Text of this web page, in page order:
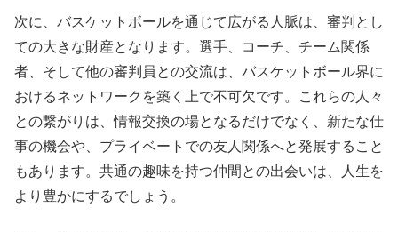
次に、バスケットボールを通じて広がる人脈は、審判とし
ての大きな財産となります。選手、コーチ、チーム関係
者、そして他の審判員との交流は、バスケットボール界に
おけるネットワークを築く上で不可欠です。これらの人々
との繋がりは、情報交換の場となるだけでなく、新たな仕
事の機会や、プライベートでの友人関係へと発展すること
もあります。共通の趣味を持つ仲間との出会いは、人生を
より豊かにするでしょう。